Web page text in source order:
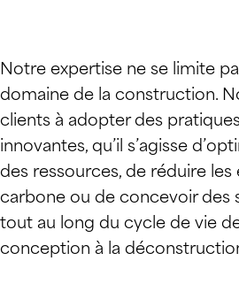
Notre expertise ne se limite
domaine de la construction.
clients à adopter des
innovantes, qu’il s’agisse
des ressources, de réduire les
carbone ou de concevoir des
tout au long du cycle de vie
conception à la